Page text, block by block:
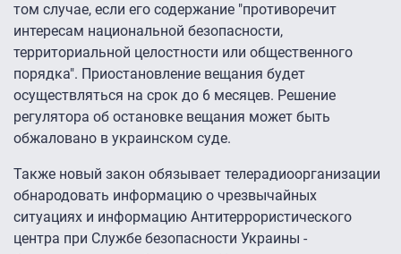
том случае, если его содержание "противоречит
интересам национальной безопасности,
территориальной целостности или общественного
порядка". Приостановление вещания будет
осуществляться на срок до 6 месяцев. Решение
регулятора об остановке вещания может быть
обжаловано в украинском суде.
Также новый закон обязывает телерадиоорганизации
обнародовать информацию о чрезвычайных
ситуациях и информацию Антитеррористического
центра при Службе безопасности Украины -